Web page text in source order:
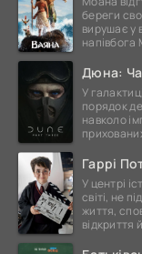
береги
вирушає у
напівбога
Дюна:
У
порядок
навколо
Гаррі
У центрі
світі, не
життя,
відкриття